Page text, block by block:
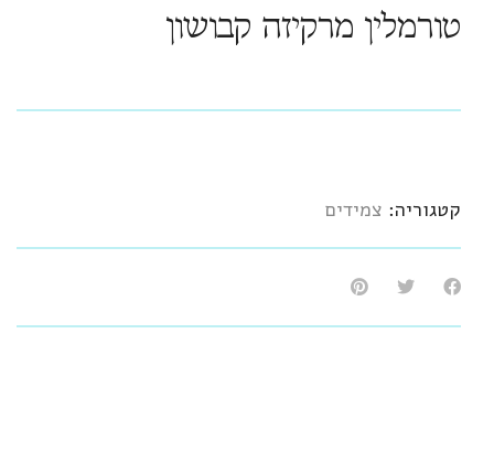
טורמלין מרקיזה קבושון
קטגוריה: צמידים